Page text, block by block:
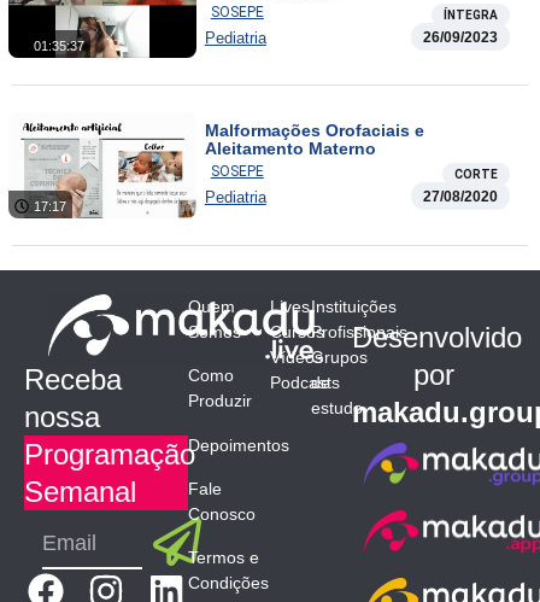
01:35:37
SOSEPE ÍNTEGRA
Pediatria 26/09/2023
17:17
Malformações Orofaciais e
Aleitamento Materno
SOSEPE CORTE
Pediatria 27/08/2020
Receba
nossa
Programação
Semanal
Email Submit
F
I
L
Quem
Somos
Como
Produzir
Depoimentos
Fale
Conosco
Termos e
Condições
Lives
Cursos
Vídeos
Podcasts
Instituições
Profissionais
Grupos
de
estudo
Desenvolvido
por